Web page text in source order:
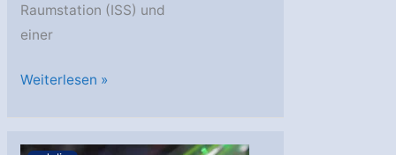
Raumstation (ISS) und
einer
Kyocera
Weiterlesen »